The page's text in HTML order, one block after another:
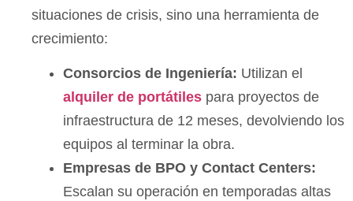
situaciones de crisis, sino una herramienta de
crecimiento:
Consorcios de Ingeniería: Utilizan el
alquiler de portátiles para proyectos de
infraestructura de 12 meses, devolviendo los
equipos al terminar la obra.
Empresas de BPO y Contact Centers:
Escalan su operación en temporadas altas